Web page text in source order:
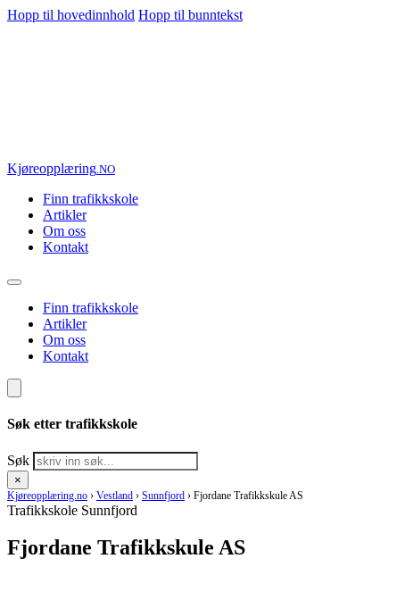
Hopp til hovedinnhold Hopp til bunntekst
Kjøreopplæring.NO
Finn trafikkskole
Artikler
Om oss
Kontakt
Finn trafikkskole
Artikler
Om oss
Kontakt
Søk etter trafikkskole
Søk
×
Kjøreopplæring.no › Vestland › Sunnfjord › Fjordane Trafikkskule AS
Trafikkskole Sunnfjord
Fjordane Trafikkskule AS